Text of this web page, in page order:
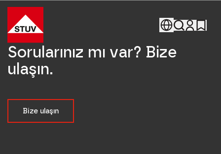
Go To the Homepage
Sorularınız mı var? Bize
ulaşın.
Bize ulaşın